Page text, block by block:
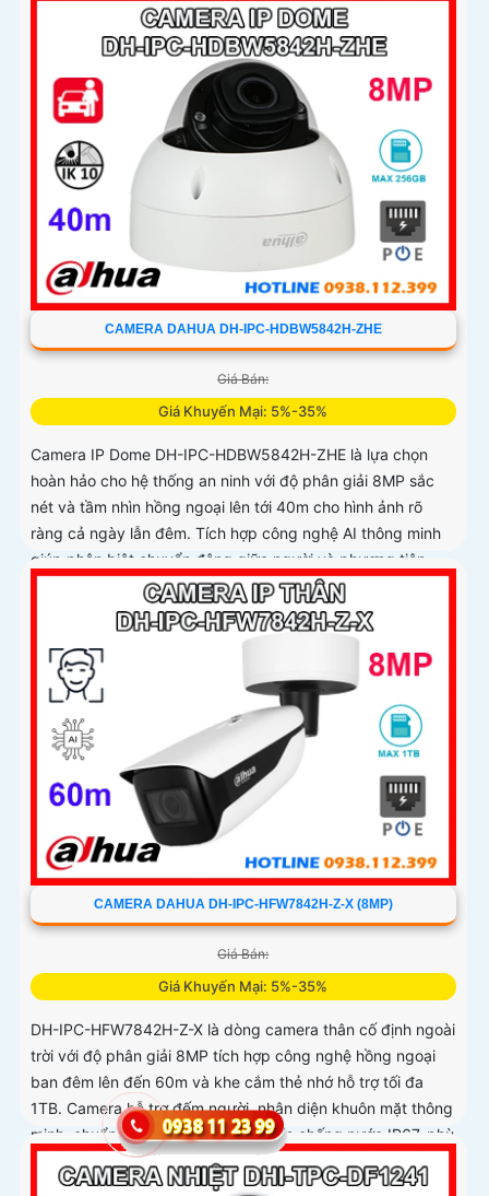
CAMERA DAHUA DH-IPC-HDBW5842H-ZHE
Giá Bán:
Giá Khuyến Mại: 5%-35%
Camera IP Dome DH-IPC-HDBW5842H-ZHE là lựa chọn
hoàn hảo cho hệ thống an ninh với độ phân giải 8MP sắc
nét và tầm nhìn hồng ngoại lên tới 40m cho hình ảnh rõ
ràng cả ngày lẫn đêm. Tích hợp công nghệ AI thông minh
giúp phân biệt chuyển động giữa người và phương tiện,
hạn chế cảnh báo sai, đi kèm khe cắm thẻ nhớ 256GB lưu
trữ lâu dài, hỗ trợ POE tiện lợi và mức giá phải chăng
CAMERA DAHUA DH-IPC-HFW7842H-Z-X (8MP)
Giá Bán:
Giá Khuyến Mại: 5%-35%
DH-IPC-HFW7842H-Z-X là dòng camera thân cố định ngoài
trời với độ phân giải 8MP tích hợp công nghệ hồng ngoại
ban đêm lên đến 60m và khe cắm thẻ nhớ hỗ trợ tối đa
1TB. Camera hỗ trợ đếm người, nhận diện khuôn mặt thông
minh, chuẩn nén POE, đạt tiêu chuẩn chống nước IP67, phù
hợp cho các khu vực giám sát ngoài trời, hỗ trợ tính năng
quản lý chỗ đỗ xe hiệu quả cho các bãi giữ xe